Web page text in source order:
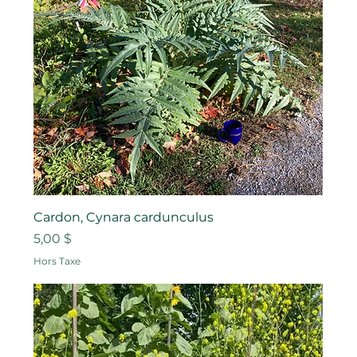
Cardon, Cynara cardunculus
Prix
5,00 $
Hors Taxe